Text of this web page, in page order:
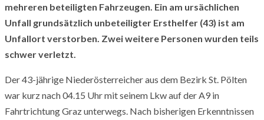
mehreren beteiligten Fahrzeugen. Ein am ursächlichen
Unfall grundsätzlich unbeteiligter Ersthelfer (43) ist am
Unfallort verstorben. Zwei weitere Personen wurden teils
schwer verletzt.
Der 43-jährige Niederösterreicher aus dem Bezirk St. Pölten
war kurz nach 04.15 Uhr mit seinem Lkw auf der A9 in
Fahrtrichtung Graz unterwegs. Nach bisherigen Erkenntnissen